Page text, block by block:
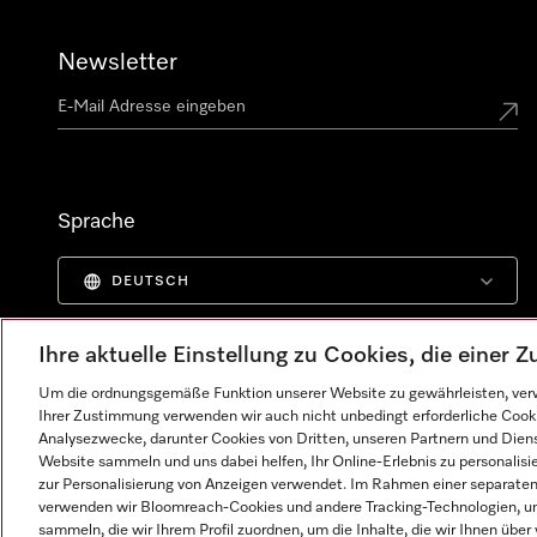
Newsletter
Sprache
DEUTSCH
Ihre aktuelle Einstellung zu Cookies, die einer
Um die ordnungsgemäße Funktion unserer Website zu gewährleisten,
Ihrer Zustimmung verwenden wir auch nicht unbedingt erforderliche
Analysezwecke, darunter Cookies von Dritten, unseren Partnern und
Website sammeln und uns dabei helfen, Ihr Online-Erlebnis zu
zur Personalisierung von Anzeigen verwendet. Im Rahmen einer
verwenden wir Bloomreach-Cookies und andere Tracking-Technologien,
sammeln, die wir Ihrem Profil zuordnen, um die Inhalte, die wir Ihnen